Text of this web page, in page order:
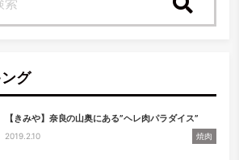
グ
【きみや】奈良の山奥にある”ヘレ肉パラダイス”
2019.2.10 焼肉